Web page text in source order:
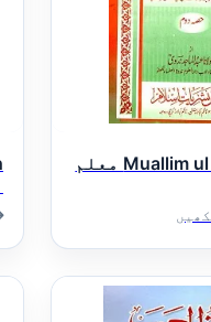
Muallim ul Insha Vol 2 معلم